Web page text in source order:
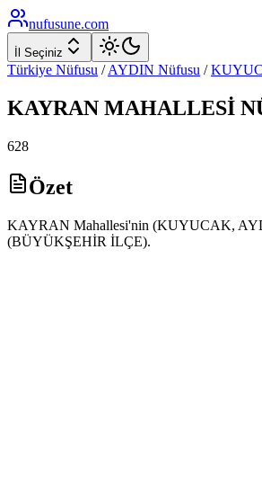
nufusune.com
İl Seçiniz
Türkiye Nüfusu / AYDIN Nüfusu /
KAYRAN MAHALLESİ
628
Özet
KAYRAN Mahallesi'nin (KUYUCAK,
(BÜYÜKŞEHİR İLÇE).